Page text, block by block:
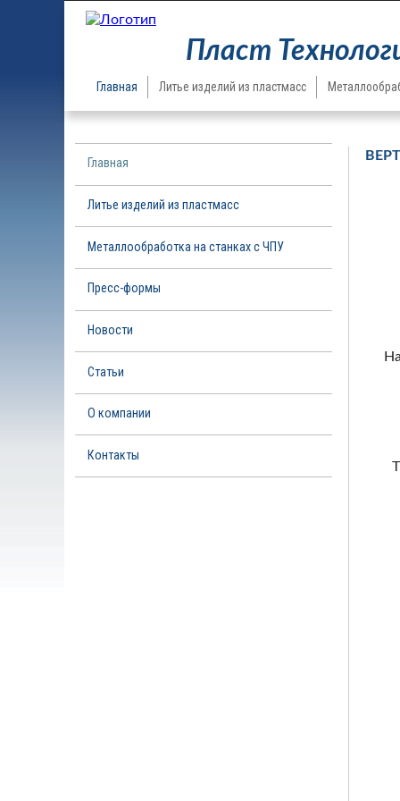
Пласт
Главная Литье изделий из пластмасс
Главная
Литье изделий из пластмасс
Металлообработка на станках с ЧПУ
Пресс-формы
Новости
Статьи
О компании
Контакты